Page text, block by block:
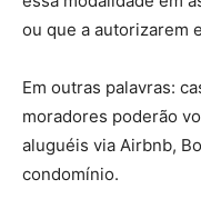
ou que a autorizarem
Em outras palavras:
moradores poderão
aluguéis via Airbnb,
condomínio.